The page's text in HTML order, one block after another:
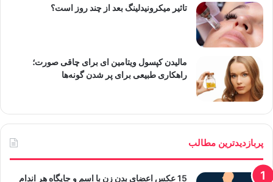
تاثیر میکرونیدلینگ بعد از چند روز است؟
مالیدن کپسول ویتامین ای برای چاقی صورت؛
راهکاری طبیعی برای پر شدن گونه‌ها
پربازدیدترین مطالب
15 عکس اعضای بدن زن با اسم و جایگاه هر اندام